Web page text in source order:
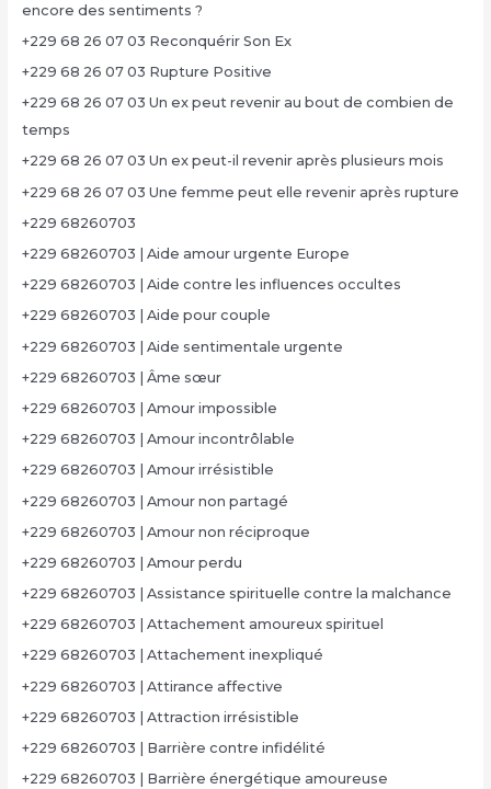
encore des sentiments ?
+229 68 26 07 03 Reconquérir Son Ex
+229 68 26 07 03 Rupture Positive
+229 68 26 07 03 Un ex peut revenir au bout de combien de
temps
+229 68 26 07 03 Un ex peut-il revenir après plusieurs mois
+229 68 26 07 03 Une femme peut elle revenir après rupture
+229 68260703
+229 68260703 | Aide amour urgente Europe
+229 68260703 | Aide contre les influences occultes
+229 68260703 | Aide pour couple
+229 68260703 | Aide sentimentale urgente
+229 68260703 | Âme sœur
+229 68260703 | Amour impossible
+229 68260703 | Amour incontrôlable
+229 68260703 | Amour irrésistible
+229 68260703 | Amour non partagé
+229 68260703 | Amour non réciproque
+229 68260703 | Amour perdu
+229 68260703 | Assistance spirituelle contre la malchance
+229 68260703 | Attachement amoureux spirituel
+229 68260703 | Attachement inexpliqué
+229 68260703 | Attirance affective
+229 68260703 | Attraction irrésistible
+229 68260703 | Barrière contre infidélité
+229 68260703 | Barrière énergétique amoureuse